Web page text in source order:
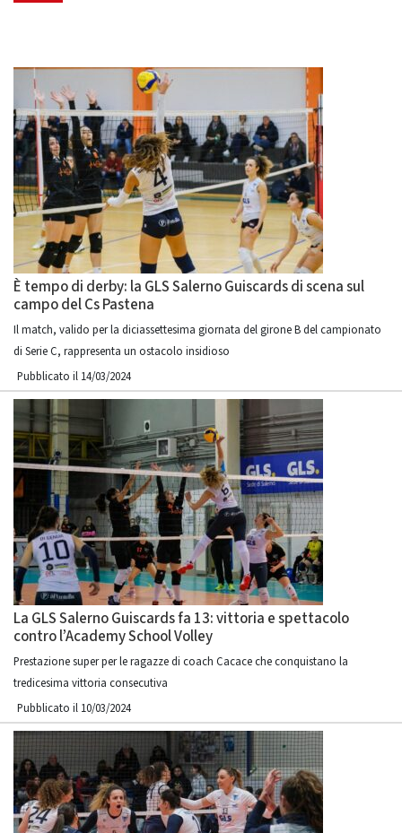
È tempo di derby: la GLS Salerno Guiscards di scena sul
campo del Cs Pastena
Il match, valido per la diciassettesima giornata del girone B del campionato
di Serie C, rappresenta un ostacolo insidioso
Pubblicato il 14/03/2024
La GLS Salerno Guiscards fa 13: vittoria e spettacolo
contro l’Academy School Volley
Prestazione super per le ragazze di coach Cacace che conquistano la
tredicesima vittoria consecutiva
Pubblicato il 10/03/2024